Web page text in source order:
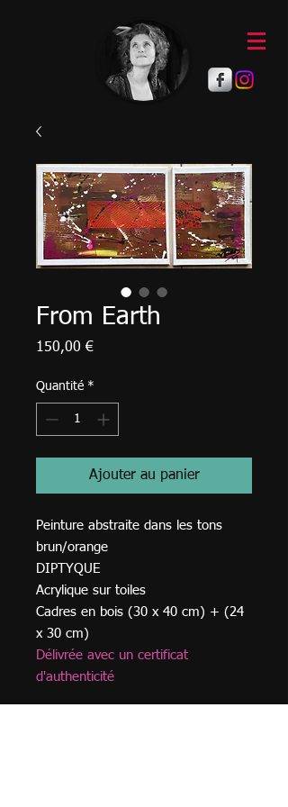
From Earth
150,00 €Prix
Quantité *
Ajouter au panier
Peinture abstraite dans les tons
brun/orange
DIPTYQUE
Acrylique sur toiles
Cadres en bois (30 x 40 cm) + (24
x 30 cm)
Délivrée avec un certificat
d'authenticité